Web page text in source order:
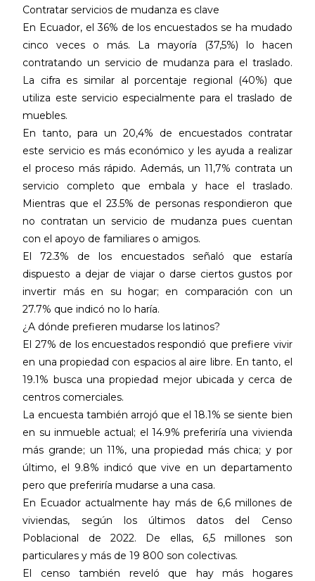
Contratar servicios de mudanza es clave
En Ecuador, el 36% de los encuestados se ha mudado
cinco veces o más. La mayoría (37,5%) lo hacen
contratando un servicio de mudanza para el traslado.
La cifra es similar al porcentaje regional (40%) que
utiliza este servicio especialmente para el traslado de
muebles.
En tanto, para un 20,4% de encuestados contratar
este servicio es más económico y les ayuda a realizar
el proceso más rápido. Además, un 11,7% contrata un
servicio completo que embala y hace el traslado.
Mientras que el 23.5% de personas respondieron que
no contratan un servicio de mudanza pues cuentan
con el apoyo de familiares o amigos.
El 72.3% de los encuestados señaló que estaría
dispuesto a dejar de viajar o darse ciertos gustos por
invertir más en su hogar; en comparación con un
27.7% que indicó no lo haría.
¿A dónde prefieren mudarse los latinos?
El 27% de los encuestados respondió que prefiere vivir
en una propiedad con espacios al aire libre. En tanto, el
19.1% busca una propiedad mejor ubicada y cerca de
centros comerciales.
La encuesta también arrojó que el 18.1% se siente bien
en su inmueble actual; el 14.9% preferiría una vivienda
más grande; un 11%, una propiedad más chica; y por
último, el 9.8% indicó que vive en un departamento
pero que preferiría mudarse a una casa.
En Ecuador actualmente hay más de 6,6 millones de
viviendas, según los últimos datos del Censo
Poblacional de 2022. De ellas, 6,5 millones son
particulares y más de 19 800 son colectivas.
El censo también reveló que hay más hogares